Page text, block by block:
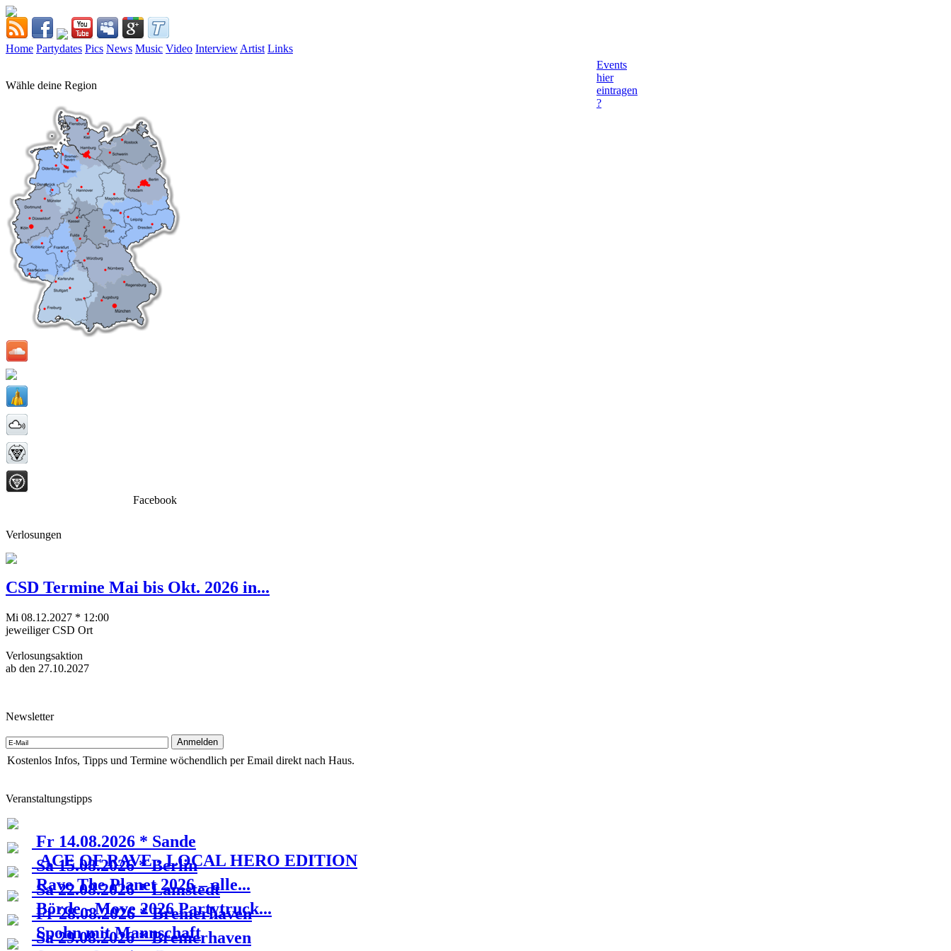
Home Partydates Pics News Music Video Interview Artist Links
Events
hier
eintragen
?
Wähle deine Region
Facebook
Verlosungen
CSD Termine Mai bis Okt. 2026 in...
Mi 08.12.2027 * 12:00
jeweiliger CSD Ort
Verlosungsaktion
ab den 27.10.2027
Newsletter
Kostenlos Infos, Tipps und Termine wöchendlich per Email direkt nach Haus.
Veranstaltungstipps
Fr 14.08.2026 * Sande
ACE OF RAVE - LOCAL HERO EDITION
Sa 15.08.2026 * Berlin
Rave The Planet 2026 – alle...
Sa 22.08.2026 * Lamstedt
Börde - Move 2026 Partytruck...
Fr 28.08.2026 * Bremerhaven
Spohn mit Mannschaft
Sa 29.08.2026 * Bremerhaven